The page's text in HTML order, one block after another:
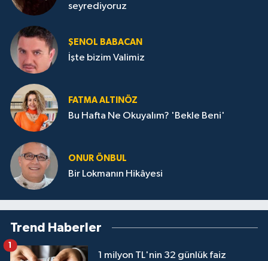
seyrediyoruz
ŞENOL BABACAN
İşte bizim Valimiz
FATMA ALTINÖZ
Bu Hafta Ne Okuyalım? 'Bekle Beni'
ONUR ÖNBUL
Bir Lokmanın Hikâyesi
Trend Haberler
1 milyon TL'nin 32 günlük faiz
1